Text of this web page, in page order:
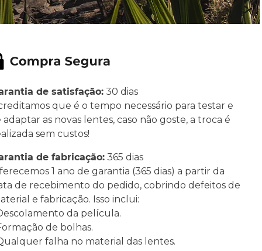
de satisfação:30 dias
que é o tempo necessário para testar e
adaptar as novas lentes, caso não goste, a troca é
sem custos!
de fabricação:365 dias
1 ano de garantia (365 dias) a partir da
de recebimento do pedido, cobrindo defeitos de
e fabricação. Isso inclui:
da película.
de bolhas.
falha no material das lentes.